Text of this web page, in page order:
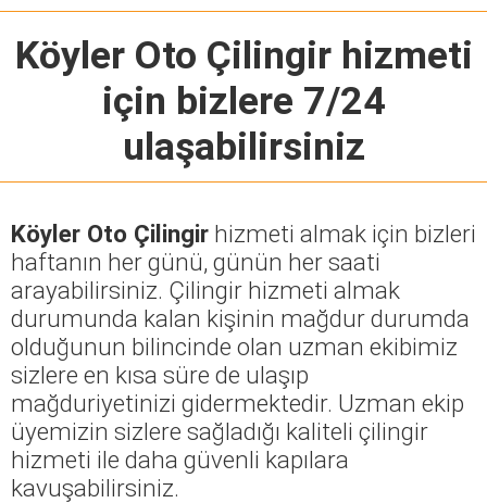
Köyler Oto Çilingirhizmeti
için bizlere 7/24
ulaşabilirsiniz
Köyler Oto Çilingir hizmeti almak için bizleri
haftanın her günü, günün her saati
arayabilirsiniz. Çilingir hizmeti almak
durumunda kalan kişinin mağdur durumda
olduğunun bilincinde olan uzman ekibimiz
sizlere en kısa süre de ulaşıp
mağduriyetinizi gidermektedir. Uzman ekip
üyemizin sizlere sağladığı kaliteli çilingir
hizmeti ile daha güvenli kapılara
kavuşabilirsiniz.